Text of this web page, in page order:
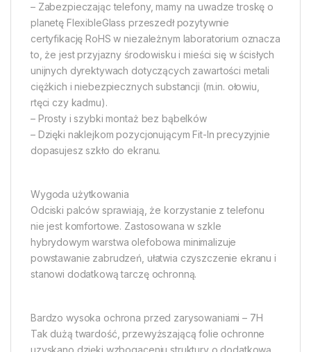
– Zabezpieczając telefony, mamy na uwadze troskę o
planetę FlexibleGlass przeszedł pozytywnie
certyfikację RoHS w niezależnym laboratorium oznacza
to, że jest przyjazny środowisku i mieści się w ścisłych
unijnych dyrektywach dotyczących zawartości metali
ciężkich i niebezpiecznych substancji (m.in. ołowiu,
rtęci czy kadmu).
– Prosty i szybki montaż bez bąbelków
– Dzięki naklejkom pozycjonującym Fit-In precyzyjnie
dopasujesz szkło do ekranu.
Wygoda użytkowania
Odciski palców sprawiają, że korzystanie z telefonu
nie jest komfortowe. Zastosowana w szkle
hybrydowym warstwa olefobowa minimalizuje
powstawanie zabrudzeń, ułatwia czyszczenie ekranu i
stanowi dodatkową tarczę ochronną.
Bardzo wysoka ochrona przed zarysowaniami – 7H
Tak dużą twardość, przewyższającą folie ochronne